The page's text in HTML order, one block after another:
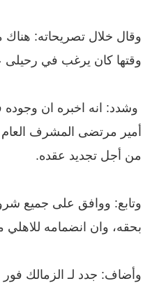
وقال خلال تصريحاته: هناك
وقتها كان يرغب في رحيلى
وشدد: انه اخبره ان وجوده
أمير مرتضى المشرف العام
من أجل تجديد عقده.
وتابع: ووافق على جميع
بحقه، و ان انضمامه
وأضاف: جدد لـ الزمالك